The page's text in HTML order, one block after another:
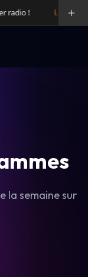
! Laurent :
la semaine sur